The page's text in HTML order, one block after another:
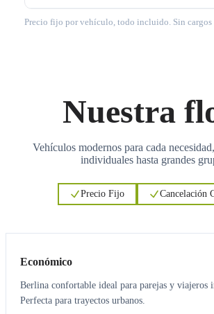
Precio fijo por vehículo, todo incluido. Sin cargos
Nuestra
Vehículos modernos para cada
individuales hasta grandes
Precio Fijo Cancelación
Económico
Berlina confortable ideal para parejas y viajeros
Perfecta para trayectos urbanos.